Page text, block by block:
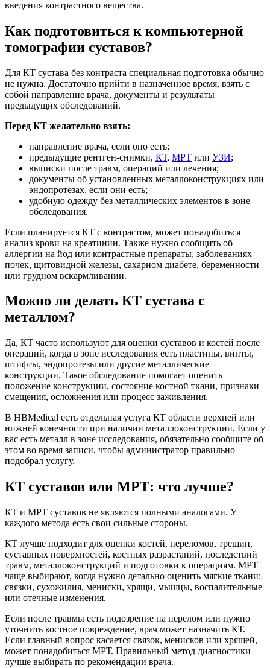
введения контрастного вещества.
Как подготовиться к компьютерной
томографии суставов?
Для КТ сустава без контраста специальная подготовка обычно
не нужна. Достаточно прийти в назначенное время, взять с
собой направление врача, документы и результаты
предыдущих обследований.
Перед КТ желательно взять:
направление врача, если оно есть;
предыдущие рентген-снимки, КТ, МРТ или УЗИ;
выписки после травм, операций или лечения;
документы об установленных металлоконструкциях или
эндопротезах, если они есть;
удобную одежду без металлических элементов в зоне
обследования.
Если планируется КТ с контрастом, может понадобиться
анализ крови на креатинин. Также нужно сообщить об
аллергии на йод или контрастные препараты, заболеваниях
почек, щитовидной железы, сахарном диабете, беременности
или грудном вскармливании.
Можно ли делать КТ сустава с
металлом?
Да, КТ часто используют для оценки суставов и костей после
операций, когда в зоне исследования есть пластины, винты,
штифты, эндопротезы или другие металлические
конструкции. Такое обследование помогает оценить
положение конструкции, состояние костной ткани, признаки
смещения, осложнения или процесс заживления.
В HBMedical есть отдельная услуга КТ области верхней или
нижней конечности при наличии металлоконструкции. Если у
вас есть металл в зоне исследования, обязательно сообщите об
этом во время записи, чтобы администратор правильно
подобрал услугу.
КТ суставов или МРТ: что лучше?
КТ и МРТ суставов не являются полными аналогами. У
каждого метода есть свои сильные стороны.
КТ лучше подходит для оценки костей, переломов, трещин,
суставных поверхностей, костных разрастаний, последствий
травм, металлоконструкций и подготовки к операциям. МРТ
чаще выбирают, когда нужно детально оценить мягкие ткани:
связки, сухожилия, мениски, хрящи, мышцы, воспалительные
или отечные изменения.
Если после травмы есть подозрение на перелом или нужно
уточнить костное повреждение, врач может назначить КТ.
Если главный вопрос касается связок, менисков или хрящей,
может понадобиться МРТ. Правильный метод диагностики
лучше выбирать по рекомендации врача.